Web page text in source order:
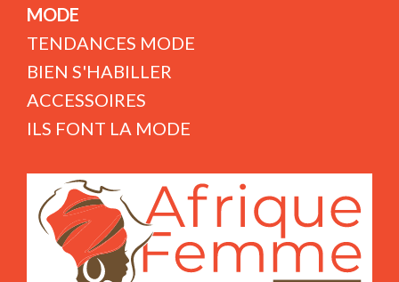
MODE
TENDANCES MODE
BIEN S'HABILLER
ACCESSOIRES
ILS FONT LA MODE